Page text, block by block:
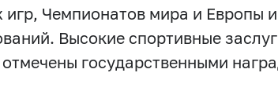
Чемпионатов мира и Европы
Высокие спортивные
государственными